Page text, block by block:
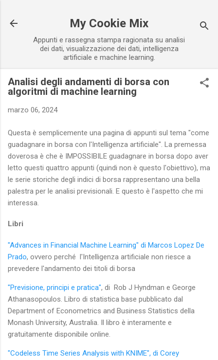
My Cookie Mix
Appunti e rassegna stampa ragionata su analisi
dei dati, visualizzazione dei dati, intelligenza
artificiale e machine learning.
Analisi degli andamenti di borsa con
algoritmi di machine learning
marzo 06, 2024
Questa è semplicemente una pagina di appunti sul tema "come
guadagnare in borsa con l'Intelligenza artificiale". La premessa
doverosa è che è IMPOSSIBILE guadagnare in borsa dopo aver
letto questi quattro appunti (quindi non è questo l'obiettivo), ma
le serie storiche degli indici di borsa rappresentano una bella
palestra per le analisi previsionali. E questo è l'aspetto che mi
interessa.
Libri
"Advances in Financial Machine Learning" di Marcos Lopez De
Prado, ovvero perché l'Intelligenza artificiale non riesce a
prevedere l'andamento dei titoli di borsa
"Previsione, principi e pratica", di Rob J Hyndman e George
Athanasopoulos. Libro di statistica base pubblicato dal
Department of Econometrics and Business Statistics della
Monash University, Australia. Il libro è interamente e
gratuitamente disponibile online.
"Codeless Time Series Analysis with KNIME", di Corey